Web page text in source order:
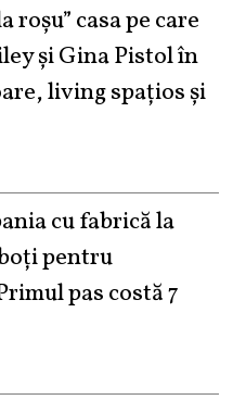
roşu” casa pe care
şi Gina Pistol în
living spațios și
cu fabrică la
pentru
pas costă 7